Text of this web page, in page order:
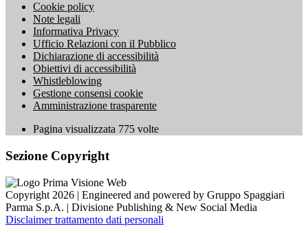
Cookie policy
Note legali
Informativa Privacy
Ufficio Relazioni con il Pubblico
Dichiarazione di accessibilità
Obiettivi di accessibilità
Whistleblowing
Gestione consensi cookie
Amministrazione trasparente
Pagina visualizzata 775 volte
Sezione Copyright
Copyright 2026 | Engineered and powered by Gruppo Spaggiari
Parma S.p.A. | Divisione Publishing & New Social Media
Disclaimer trattamento dati personali